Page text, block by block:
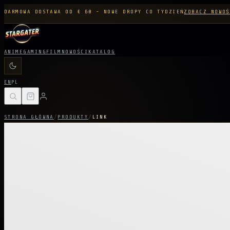
DARMOWA DOSTAWA OD € 60 - NOWE DROPY CO TYDZIEŃZOBACZ
ANIME GAMING FILM NOWOŚCI KATALOG
EN PL
STRONA GŁÓWNA / PRODUKTY / LINK